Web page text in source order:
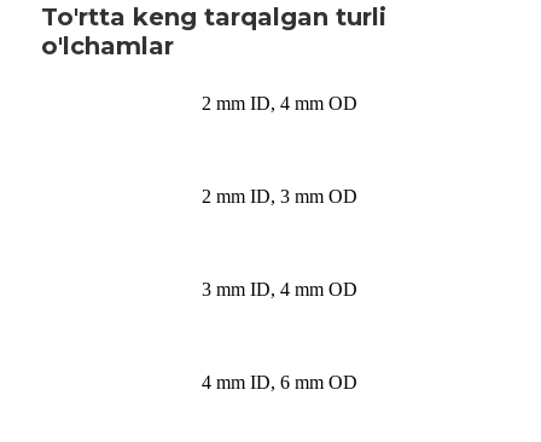
To'rtta keng tarqalgan turli
o'lchamlar
2 mm ID, 4 mm OD
2 mm ID, 3 mm OD
3 mm ID, 4 mm OD
4 mm ID, 6 mm OD